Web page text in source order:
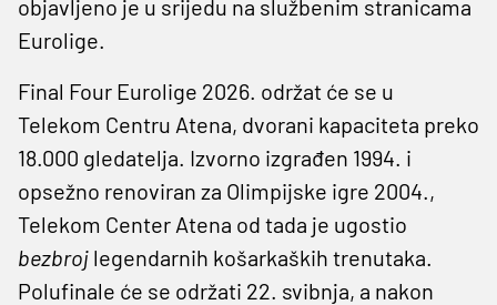
objavljeno je u srijedu na službenim stranicama
Eurolige.
Final Four Eurolige 2026. održat će se u
Telekom Centru Atena, dvorani kapaciteta preko
18.000 gledatelja. Izvorno izgrađen 1994. i
opsežno renoviran za Olimpijske igre 2004.,
Telekom Center Atena od tada je ugostio
bezbroj legendarnih košarkaških trenutaka.
Polufinale će se održati 22. svibnja, a nakon